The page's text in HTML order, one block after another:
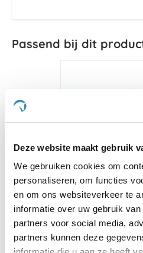
Deze website maakt gebruik
We gebruiken cookies om
personaliseren, om functies
en om ons websiteverkeer te
informatie over uw gebruik
partners voor social media,
partners kunnen deze
Passend bij dit
Deken Bucas